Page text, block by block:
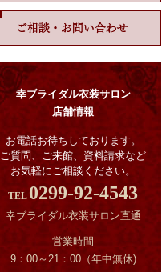
幸ブライダル衣装サロン
店舗情報
お電話お待ちしております。
ご質問、ご来館、資料請求など
お気軽にご相談ください。
0299-92-4543
幸ブライダル衣装サロン直通
営業時間
9：00～21：00（年中無休)